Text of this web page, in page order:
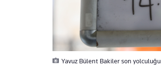
Yavuz Bülent Bakiler son